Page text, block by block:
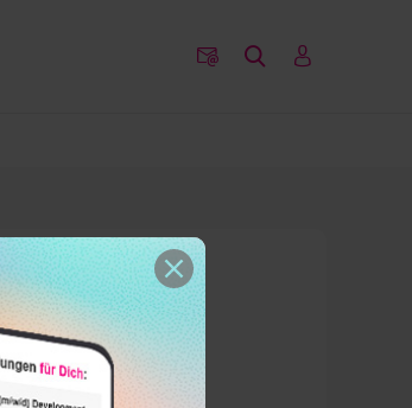
schaut